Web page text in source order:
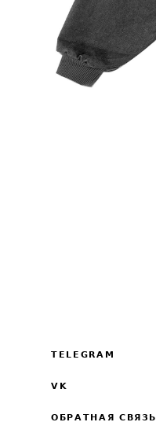
TELEGRAM
VK
ОБРАТНАЯ СВЯЗЬ